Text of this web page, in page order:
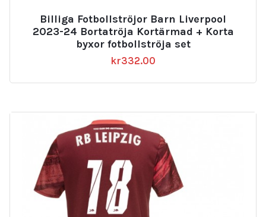
Billiga Fotbollströjor Barn Liverpool
2023-24 Bortatröja Kortärmad + Korta
byxor fotbollströja set
kr332.00